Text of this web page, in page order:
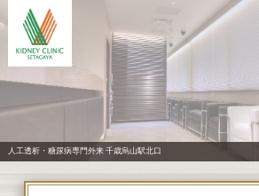
人工透析・糖尿病専門外来 千歳烏山駅北口